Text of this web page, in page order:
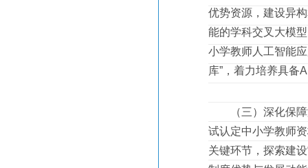
优势资源，建设异
能的学科交叉大模
小学教师人工智能
库”，着力培养具备
（三）深化保障
试认定中小学教师
关键环节，探索建